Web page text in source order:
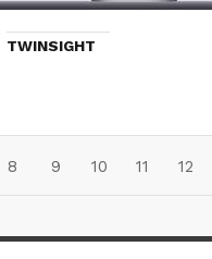
TWINSIGHT
8 9 10 11 12